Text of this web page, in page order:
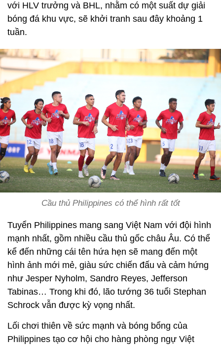
với HLV trưởng và BHL, nhằm có một suất dự giải
bóng đá khu vực, sẽ khởi tranh sau đây khoảng 1
tuần.
Cầu thủ Philippines có thể hình rất tốt
Tuyển Philippines mang sang Việt Nam với đội hình
mạnh nhất, gồm nhiều cầu thủ gốc châu Âu. Có thể
kể đến những cái tên hứa hẹn sẽ mang đến một
hình ảnh mới mẻ, giàu sức chiến đấu và cảm hứng
như Jesper Nyholm, Sandro Reyes, Jefferson
Tabinas… Trong khi đó, lão tướng 36 tuổi Stephan
Schrock vẫn được kỳ vọng nhất.
Lối chơi thiên về sức mạnh và bóng bổng của
Philippines tạo cơ hội cho hàng phòng ngự Việt